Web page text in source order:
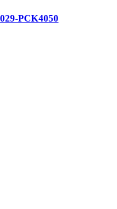
PCK4050